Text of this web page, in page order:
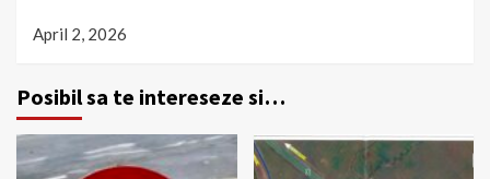
April 2, 2026
Posibil sa te intereseze si…